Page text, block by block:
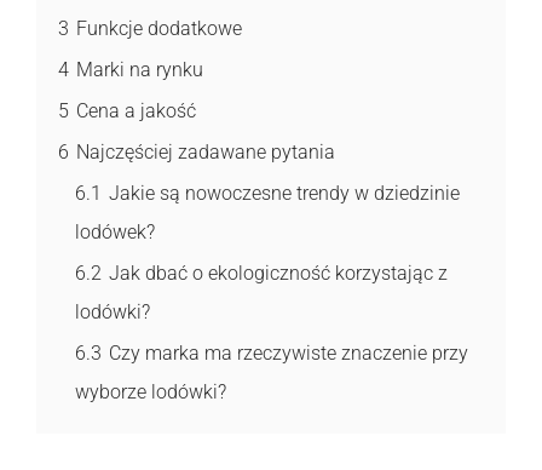
3 Funkcje dodatkowe
4 Marki na rynku
5 Cena a jakość
6 Najczęściej zadawane pytania
6.1 Jakie są nowoczesne trendy w dziedzinie
lodówek?
6.2 Jak dbać o ekologiczność korzystając z
lodówki?
6.3 Czy marka ma rzeczywiste znaczenie przy
wyborze lodówki?